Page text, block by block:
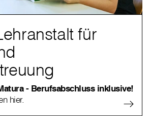
für
- Berufsabschluss inklusive!
hier.